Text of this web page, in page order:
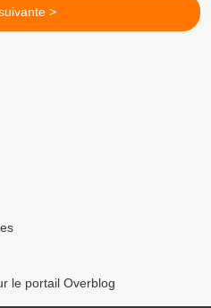
>
le portail Overblog